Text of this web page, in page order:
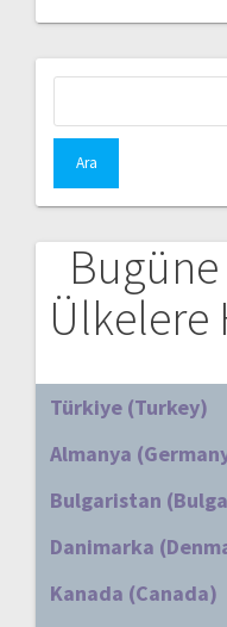
Ülkelere
Türkiye (Turkey)
Almanya
Bulgaristan
Danimarka
Kanada (Canada)